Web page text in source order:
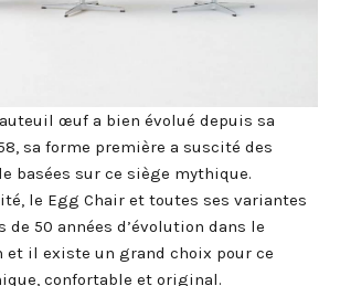
œuf a bien évolué depuis sa
sa forme première a suscité des
basées sur ce siège mythique.
le Egg Chair et toutes ses variantes
de 50 années d’évolution dans le
et il existe un grand choix pour ce
confortable et original.